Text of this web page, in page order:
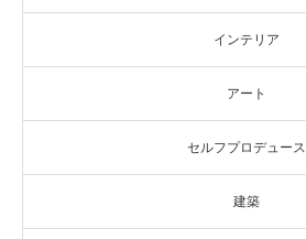
インテリア
アート
セルフプロデュース
建築